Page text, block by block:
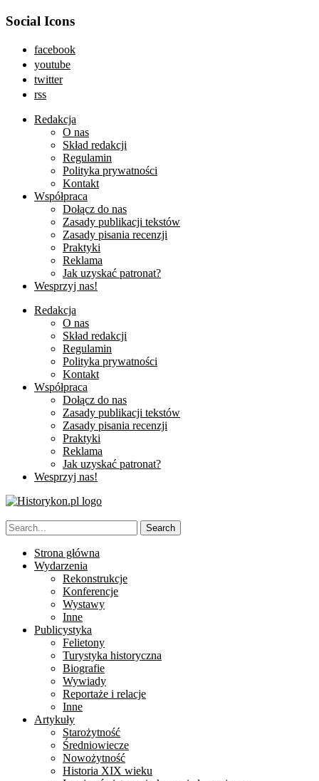
Social Icons
facebook
youtube
twitter
rss
Redakcja
O nas
Skład redakcji
Regulamin
Polityka prywatności
Kontakt
Współpraca
Dołącz do nas
Zasady publikacji tekstów
Zasady pisania recenzji
Praktyki
Reklama
Jak uzyskać patronat?
Wesprzyj nas!
Redakcja
O nas
Skład redakcji
Regulamin
Polityka prywatności
Kontakt
Współpraca
Dołącz do nas
Zasady publikacji tekstów
Zasady pisania recenzji
Praktyki
Reklama
Jak uzyskać patronat?
Wesprzyj nas!
Strona główna
Wydarzenia
Rekonstrukcje
Konferencje
Wystawy
Inne
Publicystyka
Felietony
Turystyka historyczna
Biografie
Wywiady
Reportaże i relacje
Inne
Artykuły
Starożytność
Średniowiecze
Nowożytność
Historia XIX wieku